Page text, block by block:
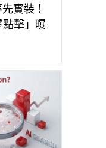
實裝！
擊」曝